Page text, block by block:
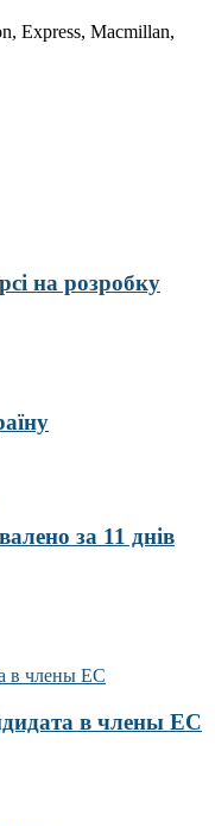
Express, Macmillan,
на розробку
за 11 днів
в члены ЕС